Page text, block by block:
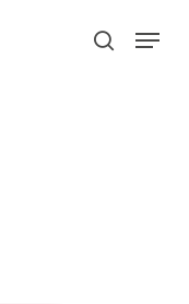
buscar